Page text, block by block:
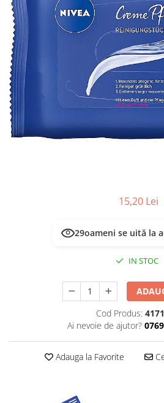
Masca & Gel de par
Sampon
Vopsea de par
Servetele Umede & Uscate
15,20 Lei
29oameni se uită la
IN STOC
Cod Produs:
Ai nevoie de ajutor?
Adauga la Favorite